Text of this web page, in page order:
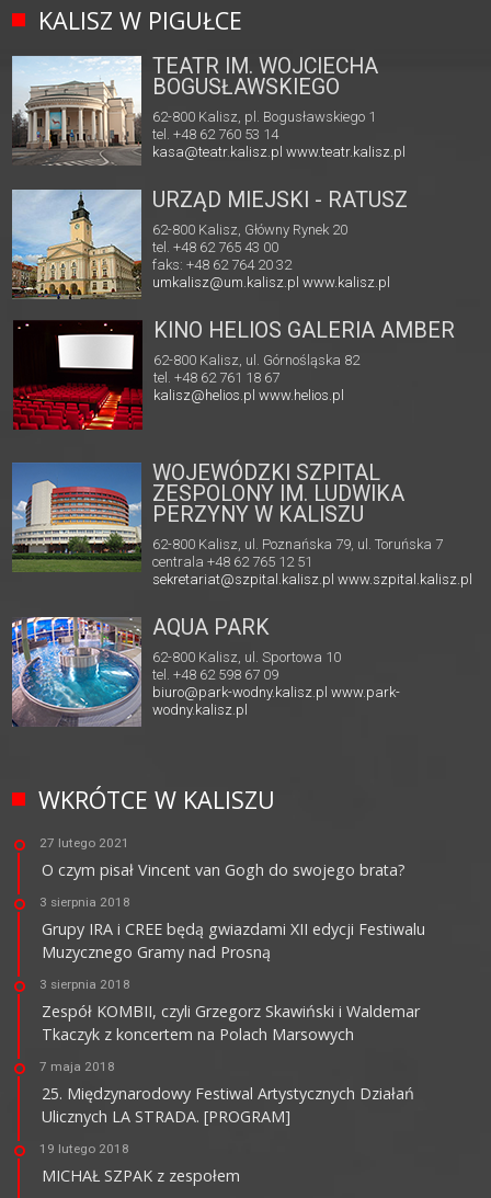
KALISZ W PIGUŁCE
TEATR IM. WOJCIECHA
BOGUSŁAWSKIEGO
62-800 Kalisz, pl. Bogusławskiego 1
tel. +48 62 760 53 14
kasa@teatr.kalisz.pl www.teatr.kalisz.pl
URZĄD MIEJSKI - RATUSZ
62-800 Kalisz, Główny Rynek 20
tel. +48 62 765 43 00
faks: +48 62 764 20 32
umkalisz@um.kalisz.plwww.kalisz.pl
KINO HELIOS GALERIA AMBER
62-800 Kalisz, ul. Górnośląska 82
tel. +48 62 761 18 67
kalisz@helios.pl www.helios.pl
WOJEWÓDZKI SZPITAL
ZESPOLONY IM. LUDWIKA
PERZYNY W KALISZU
62-800 Kalisz, ul. Poznańska 79, ul. Toruńska 7
centrala +48 62 765 12 51
sekretariat@szpital.kalisz.pl www.szpital.kalisz.pl
AQUA PARK
62-800 Kalisz, ul. Sportowa 10
tel. +48 62 598 67 09
biuro@park-wodny.kalisz.pl www.park-
wodny.kalisz.pl
WKRÓTCE W KALISZU
27 lutego 2021
O czym pisał Vincent van Gogh do swojego brata?
3 sierpnia 2018
Grupy IRA i CREE będą gwiazdami XII edycji Festiwalu
Muzycznego Gramy nad Prosną
3 sierpnia 2018
Zespół KOMBII, czyli Grzegorz Skawiński i Waldemar
Tkaczyk z koncertem na Polach Marsowych
7 maja 2018
25. Międzynarodowy Festiwal Artystycznych Działań
Ulicznych LA STRADA. [PROGRAM]
19 lutego 2018
MICHAŁ SZPAK z zespołem